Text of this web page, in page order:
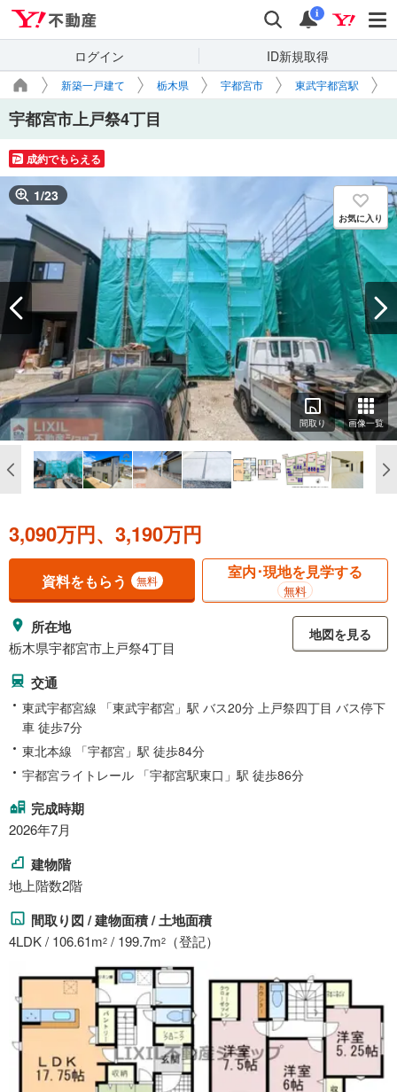
検索 通知
i
ログイン ID新規取得
新築一戸建て 栃木県 宇都宮市 東武宇都宮駅
宇都宮市上戸祭4丁目
成約でもらえる
1/23
お気に入り
間取り 画像一覧
3,090万円、3,190万円
資料をもらう 無料 室内･現地を見学する
無料
所在地
栃木県宇都宮市上戸祭4丁目
地図を見る
交通
東武宇都宮線 「東武宇都宮」駅 バス20分 上戸祭四丁目 バス停下
車 徒歩7分
東北本線 「宇都宮」駅 徒歩84分
宇都宮ライトレール 「宇都宮駅東口」駅 徒歩86分
完成時期
2026年7月
建物階
地上階数2階
間取り図 / 建物面積 / 土地面積
4LDK / 106.61m2 / 199.7m2 （登記）